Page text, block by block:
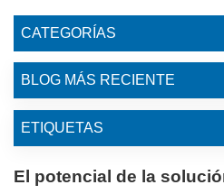
CATEGORÍAS
BLOG MÁS RECIENTE
ETIQUETAS
El potencial de la